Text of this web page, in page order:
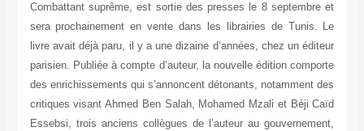
Combattant suprême, est sortie des presses le 8 septembre et
sera prochainement en vente dans les librairies de Tunis. Le
livre avait déjà paru, il y a une dizaine d’années, chez un éditeur
parisien. Publiée à compte d’auteur, la nouvelle édition comporte
des enrichissements qui s’annoncent détonants, notamment des
critiques visant Ahmed Ben Salah, Mohamed Mzali et Béji Caïd
Essebsi, trois anciens collègues de l’auteur au gouvernement,